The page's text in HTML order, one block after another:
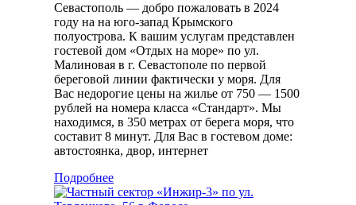
Севастополь — добро пожаловать в 2024
году на на юго-запад Крымского
полуострова. К вашим услугам представлен
гостевой дом «Отдых на море» по ул.
Малиновая в г. Севастополе по первой
береговой линии фактически у моря. Для
Вас недорогие цены на жилье от 750 — 1500
рублей на номера класса «Стандарт». Мы
находимся, в 350 метрах от берега моря, что
составит 8 минут. Для Вас в гостевом доме:
автостоянка, двор, интернет
Подробнее